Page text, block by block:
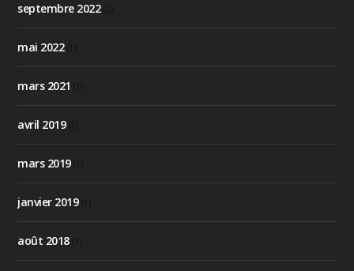
septembre 2022(2)
mai 2022(1)
mars 2021
avril 2019(1)
mars 2019(1)
janvier 2019(1)
août 2018(1)